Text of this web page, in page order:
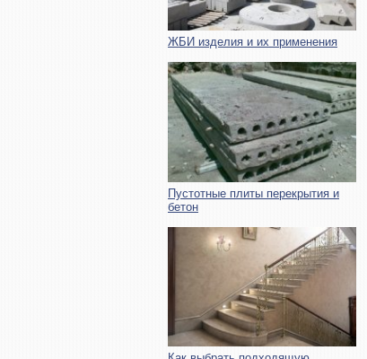
ЖБИ изделия и их применения
Пустотные плиты перекрытия и
бетон